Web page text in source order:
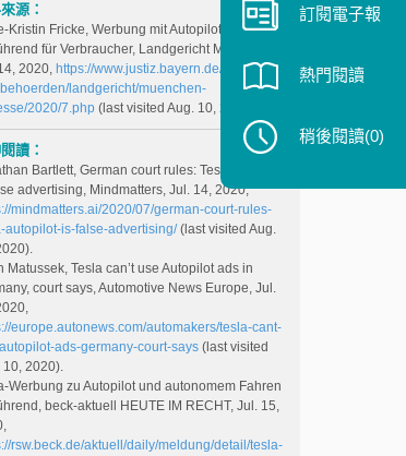
源：
Kristin Fricke, Werbung mit Autopilot
für Verbraucher, Landgericht München I,
2020, https://www.justiz.bayern.de/gerichte-
landgericht/muenchen-
2020/7.php(last visited Aug. 10, 2020).
讀：
Bartlett, German court rules: Tesla autopilot
advertising, Mindmatters, Jul. 14, 2020,
mindmatters.ai/2020/07/german-court-rules-
autopilot-is-false-advertising/(last visited Aug.
Matussek, Tesla can’t use Autopilot ads in
court says, Automotive News Europe, Jul.
europe.autonews.com/automakers/tesla-cant-
ads-germany-court-says (last visited
10, 2020).
Werbung zu Autopilot und autonomem Fahren
beck-aktuell HEUTE IM RECHT, Jul. 15,
rsw.beck.de/aktuell/daily/meldung/detail/tesla-
訂閱電子報
熱門閱讀
稍後閱讀(0)